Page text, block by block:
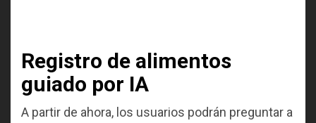
Registro de alimentos
guiado por IA
A partir de ahora, los usuarios podrán preguntar a